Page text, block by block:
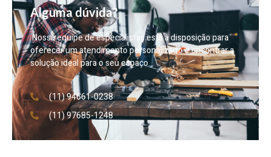
Alguma dúvida?
Nossa equipe de especialistas está à disposição para
oferecer um atendimento personalizado e encontrar a
solução ideal para o seu espaço.
(11) 94661-0238
(11) 97685-1248